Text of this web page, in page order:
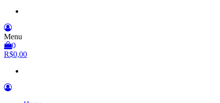
Menu
0
R$0,00